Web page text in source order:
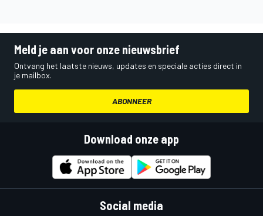
Meld je aan voor onze nieuwsbrief
Ontvang het laatste nieuws, updates en speciale acties direct in
je mailbox.
ABONNEER
Download onze app
Social media